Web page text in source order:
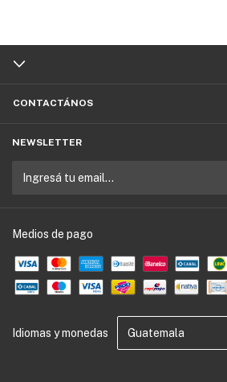
CONTACTÁNOS
NEWSLETTER
Medios de pago
Idiomas y monedas